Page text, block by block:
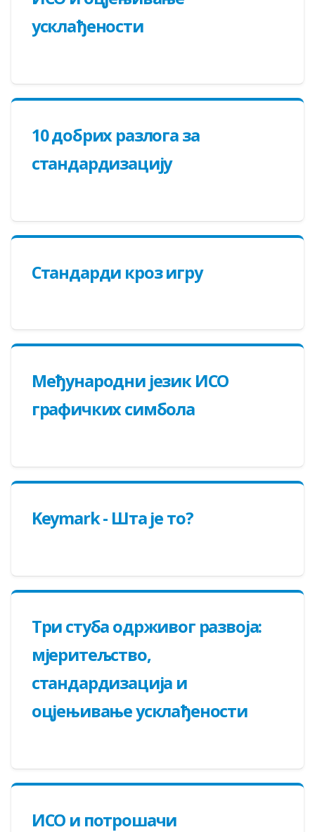
усклађености
10 добрих разлога за
стандардизацију
Стандарди кроз игру
Међународни језик ИСО
графичких симбола
Keymark - Шта је то?
Три стуба одрживог развоја:
мјеритељство,
стандардизација и
оцјењивање усклађености
ИСО и потрошачи